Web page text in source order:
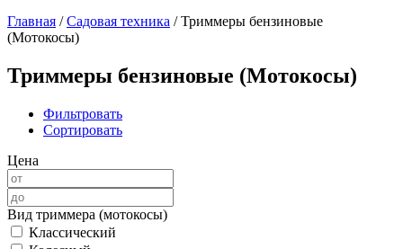
Главная /Садовая техника /Триммеры бензиновые
(Мотокосы)
Триммеры бензиновые (Мотокосы)
Фильтровать
Сортировать
Цена
Вид триммера (мотокосы)
Классический